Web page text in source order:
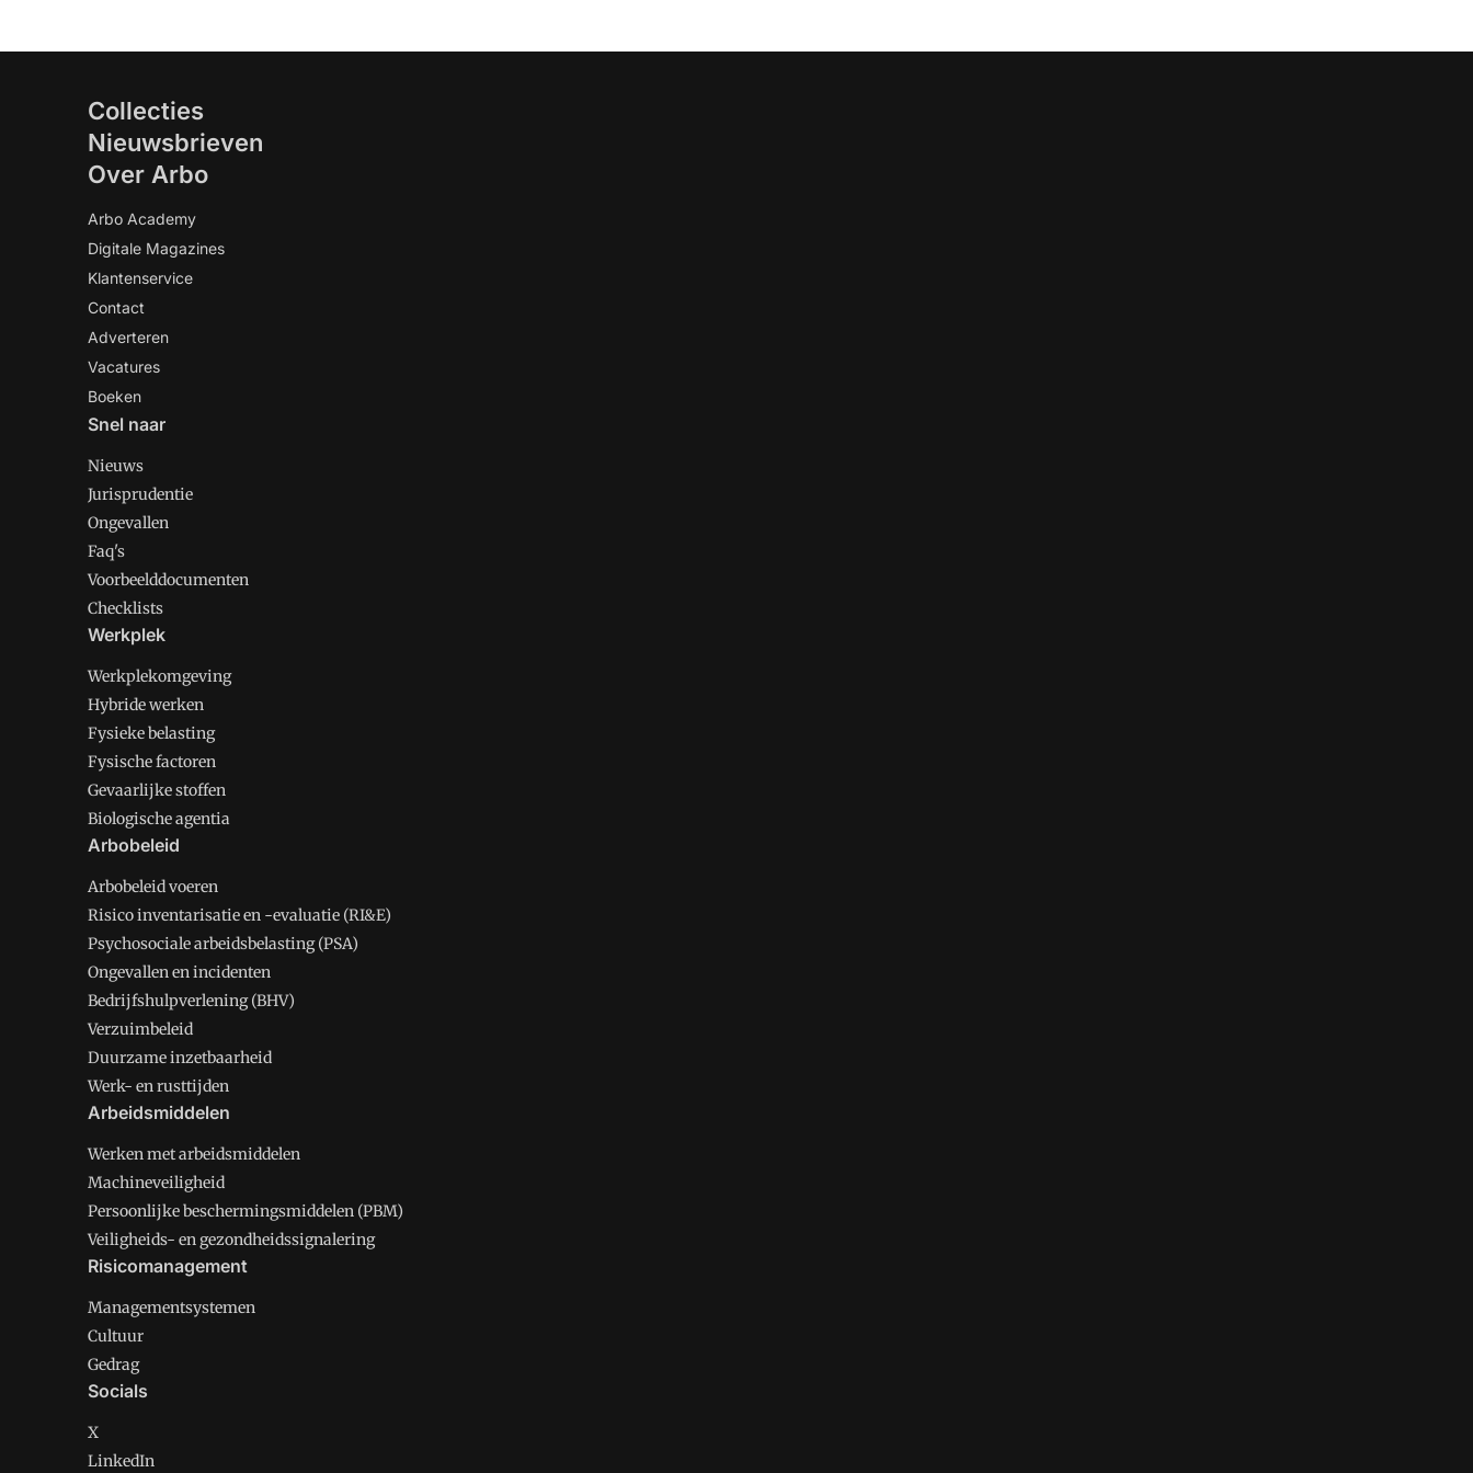
Collecties
Nieuwsbrieven
Over Arbo
Arbo Academy
Digitale Magazines
Klantenservice
Contact
Adverteren
Vacatures
Boeken
Snel naar
Nieuws
Jurisprudentie
Ongevallen
Faq's
Voorbeelddocumenten
Checklists
Werkplek
Werkplekomgeving
Hybride werken
Fysieke belasting
Fysische factoren
Gevaarlijke stoffen
Biologische agentia
Arbobeleid
Arbobeleid voeren
Risico inventarisatie en -evaluatie (RI&E)
Psychosociale arbeidsbelasting (PSA)
Ongevallen en incidenten
Bedrijfshulpverlening (BHV)
Verzuimbeleid
Duurzame inzetbaarheid
Werk- en rusttijden
Arbeidsmiddelen
Werken met arbeidsmiddelen
Machineveiligheid
Persoonlijke beschermingsmiddelen (PBM)
Veiligheids- en gezondheidssignalering
Risicomanagement
Managementsystemen
Cultuur
Gedrag
Socials
X
LinkedIn